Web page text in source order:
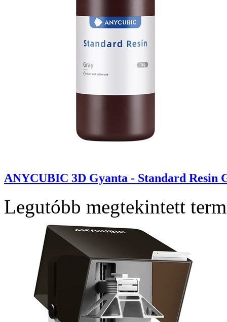
ANYCUBIC 3D Gyanta - Standard Resin
Legutóbb megtekintett